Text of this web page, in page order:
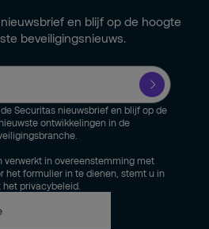
en blijf op de hoogte
beveiligingsnieuws.
Securitas nieuwsbrief en blijf op de
ontwikkelingen in de
verwerkt in overeenstemming met
het formulier in te dienen, stemt u in
het privacybeleid.